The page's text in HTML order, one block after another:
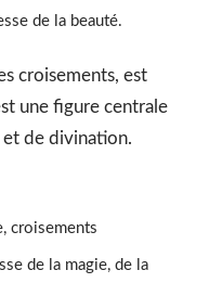
de la beauté.
croisements, est
une figure centrale
et de divination.
croisements
de la magie, de la